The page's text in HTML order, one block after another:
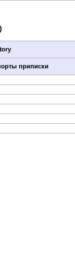
приписки